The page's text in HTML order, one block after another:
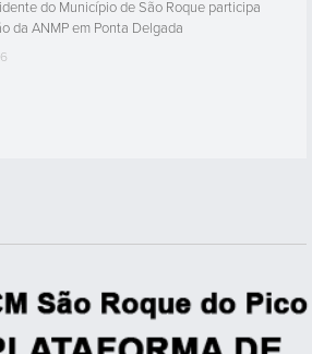
do Município de São Roque participa
da ANMP em Ponta Delgada